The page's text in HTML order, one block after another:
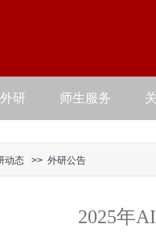
研 师生服务
动态 >> 外研公告
2025年